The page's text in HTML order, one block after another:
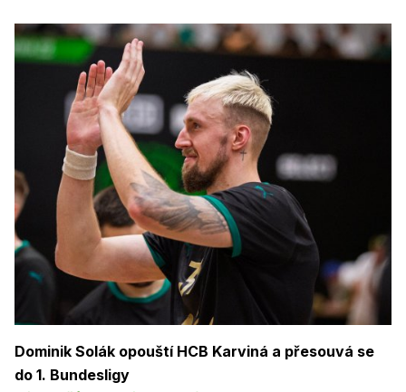
Dominik Solák opouští HCB Karviná a přesouvá se
do 1. Bundesligy